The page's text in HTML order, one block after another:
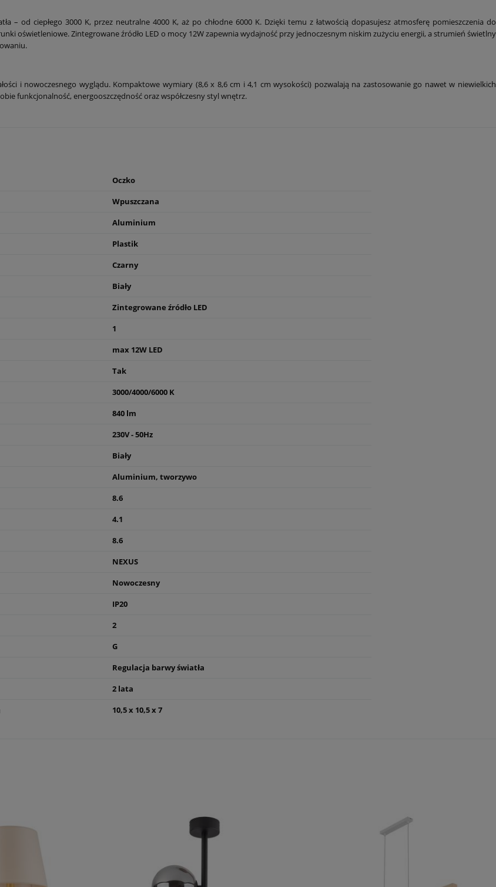
– od ciepłego 3000 K, przez neutralne 4000 K, aż po chłodne 6000 K. Dzięki temu z łatwością dopasujesz atmosferę pomieszczenia do
oświetleniowe. Zintegrowane źródło LED o mocy 12W zapewnia wydajność przy jednoczesnym niskim zużyciu energii, a strumień świetlny
i nowoczesnego wyglądu. Kompaktowe wymiary (8,6 x 8,6 cm i 4,1 cm wysokości) pozwalają na zastosowanie go nawet w niewielkich
funkcjonalność, energooszczędność oraz współczesny styl wnętrz.
Oczko
Wpuszczana
Aluminium
Plastik
Czarny
Biały
Zintegrowane źródło LED
1
max 12W LED
Tak
3000/4000/6000 K
840 lm
230V - 50Hz
Biały
Aluminium, tworzywo
8.6
4.1
8.6
NEXUS
Nowoczesny
IP20
2
G
Regulacja barwy światła
2 lata
10,5 x 10,5 x 7